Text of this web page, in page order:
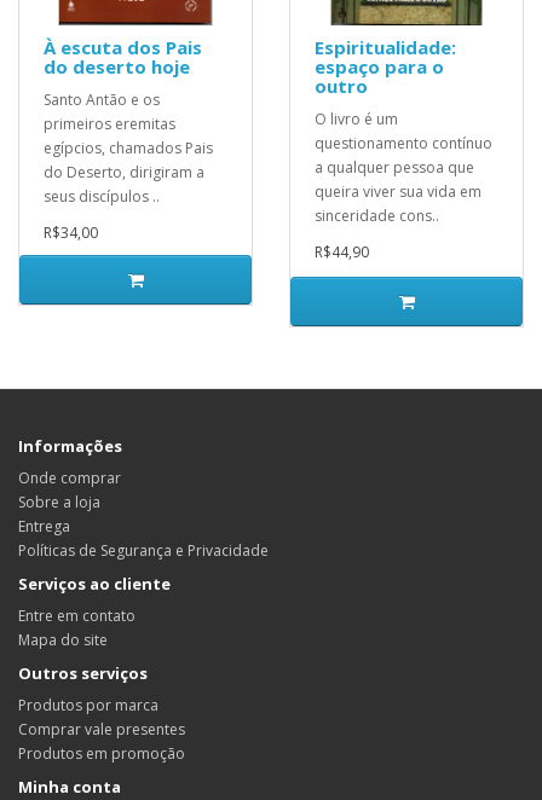
À escuta dos Pais
do deserto hoje
Santo Antão e os
primeiros eremitas
egípcios, chamados Pais
do Deserto, dirigiram a
seus discípulos ..
R$34,00
Espiritualidade:
espaço para o
outro
O livro é um
questionamento contínuo
a qualquer pessoa que
queira viver sua vida em
sinceridade cons..
R$44,90
Informações
Onde comprar
Sobre a loja
Entrega
Políticas de Segurança e Privacidade
Serviços ao cliente
Entre em contato
Mapa do site
Outros serviços
Produtos por marca
Comprar vale presentes
Produtos em promoção
Minha conta